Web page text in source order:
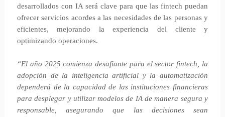
desarrollados con IA será clave para que las fintech puedan
ofrecer servicios acordes a las necesidades de las personas y
eficientes, mejorando la experiencia del cliente y
optimizando operaciones.
“El año 2025 comienza desafiante para el sector fintech, la
adopción de la inteligencia artificial y la automatización
dependerá de la capacidad de las instituciones financieras
para desplegar y utilizar modelos de IA de manera segura y
responsable, asegurando que las decisiones sean